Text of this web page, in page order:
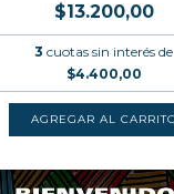
$13.200,00
3 cuotas sin interés de
$4.400,00